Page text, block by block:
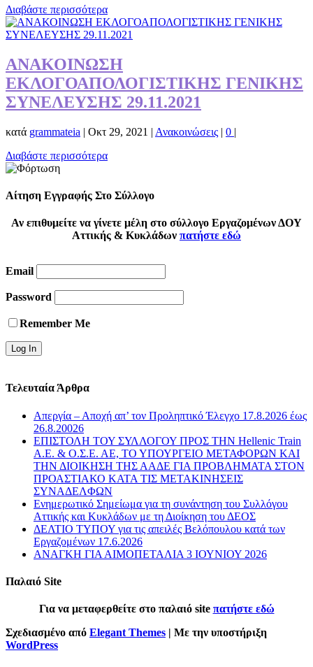
Διαβάστε περισσότερα
ΑΝΑΚΟΙΝΩΣΗ
ΕΚΛΟΓΟΑΠΟΛΟΓΙΣΤΙΚΗΣ ΓΕΝΙΚΗΣ
ΣΥΝΕΛΕΥΣΗΣ 29.11.2021
κατά grammateia | Οκτ 29, 2021 | Ανακοινώσεις | 0 |
Διαβάστε περισσότερα
Αίτηση Εγγραφής Στο Σύλλογο
Αν επιθυμείτε να γίνετε μέλη στο σύλλογο Εργαζομένων ΔΟΥ
Αττικής & Κυκλάδων πατήστε εδώ
Email
Password
Remember Me
Τελευταία Άρθρα
Απεργία – Αποχή απ’ τον Προληπτικό Έλεγχο 17.8.2026 έως
26.8.20026
ΕΠΙΣΤΟΛΗ ΤΟΥ ΣΥΛΛΟΓΟΥ ΠΡΟΣ ΤΗΝ Hellenic Train
Α.Ε. & Ο.Σ.Ε. ΑΕ, ΤΟ ΥΠΟΥΡΓΕΙΟ ΜΕΤΑΦΟΡΩΝ ΚΑΙ
ΤΗΝ ΔΙΟΙΚΗΣΗ ΤΗΣ ΑΑΔΕ ΓΙΑ ΠΡΟΒΛΗΜΑΤΑ ΣΤΟΝ
ΠΡΟΑΣΤΙΑΚΟ ΚΑΤΑ ΤΙΣ ΜΕΤΑΚΙΝΗΣΕΙΣ
ΣΥΝΑΔΕΛΦΩΝ
Ενημερωτικό Σημείωμα για τη συνάντηση του Συλλόγου
Αττικής και Κυκλάδων με τη Διοίκηση του ΔΕΟΣ
ΔΕΛΤΙΟ ΤΥΠΟΥ για τις απειλές Βελόπουλου κατά των
Εργαζομένων 17.6.2026
ΑΝΑΓΚΗ ΓΙΑ ΑΙΜΟΠΕΤΑΛΙΑ 3 ΙΟΥΝΙΟΥ 2026
Παλαιό Site
Για να μεταφερθείτε στο παλαιό site πατήστε εδώ
Σχεδιασμένο από Elegant Themes | Με την υποστήριξη
WordPress